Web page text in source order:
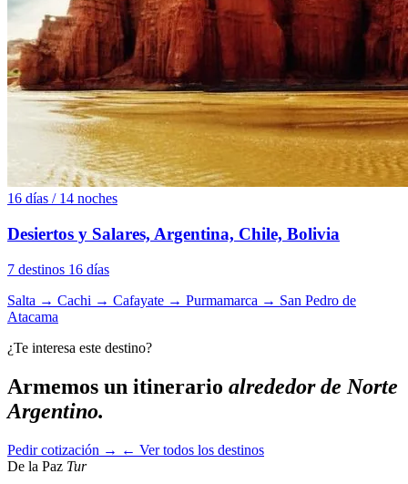
16 días / 14 noches
Desiertos y Salares, Argentina, Chile, Bolivia
7 destinos 16 días
Salta → Cachi → Cafayate → Purmamarca → San Pedro de
Atacama
¿Te interesa este destino?
Armemos un itinerario alrededor de Norte
Argentino.
Pedir cotización → ← Ver todos los destinos
De la Paz Tur